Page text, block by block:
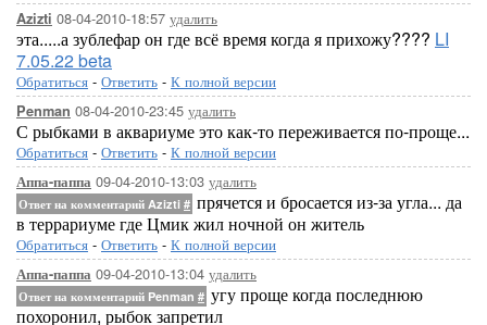
Azizti 08-04-2010-18:57 удалить
эта.....а зублефар он где всё время когда я прихожу???? LI
7.05.22 beta
Обратиться - Ответить - К полной версии
Penman 08-04-2010-23:45 удалить
С рыбками в аквариуме это как-то переживается по-проще...
Обратиться - Ответить - К полной версии
Аппа-паппа 09-04-2010-13:03 удалить
Ответ на комментарий Azizti # прячется и бросается из-за угла... да
в террариуме где Цмик жил ночной он житель
Обратиться - Ответить - К полной версии
Аппа-паппа 09-04-2010-13:04 удалить
Ответ на комментарий Penman # угу проще когда последнюю
похоронил, рыбок запретил